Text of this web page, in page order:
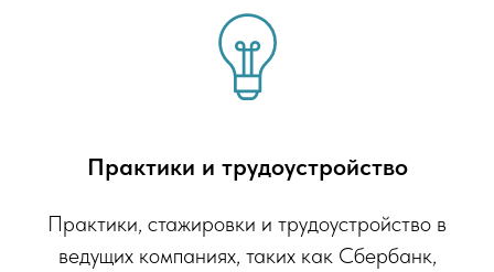
Практики и трудоустройство
Практики, стажировки и трудоустройство в
ведущих компаниях, таких как Сбербанк,